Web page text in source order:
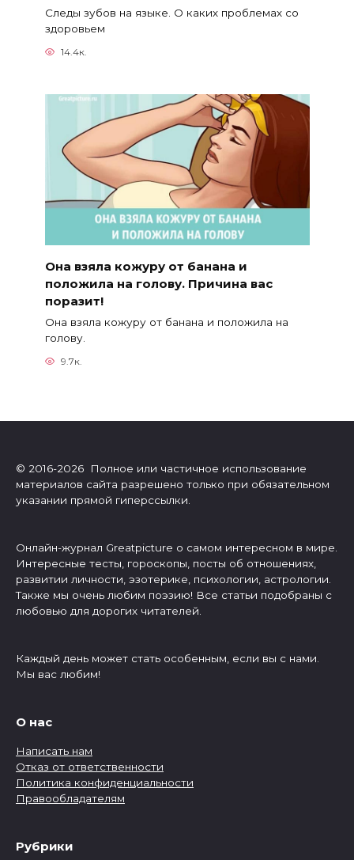
Следы зубов на языке. О каких проблемах со
здоровьем
14.4к.
Она взяла кожуру от банана и
положила на голову. Причина вас
поразит!
Она взяла кожуру от банана и положила на
голову.
9.7к.
© 2016-2026 Полное или частичное использование
материалов сайта разрешено только при обязательном
указании прямой гиперссылки.
Онлайн-журнал Greatpicture о самом интересном в мире.
Интересные тесты, гороскопы, посты об отношениях,
развитии личности, эзотерике, психологии, астрологии.
Также мы очень любим поэзию! Все статьи подобраны с
любовью для дорогих читателей.
Каждый день может стать особенным, если вы с нами.
Мы вас любим!
О нас
Написать нам
Отказ от ответственности
Политика конфиденциальности
Правообладателям
Рубрики